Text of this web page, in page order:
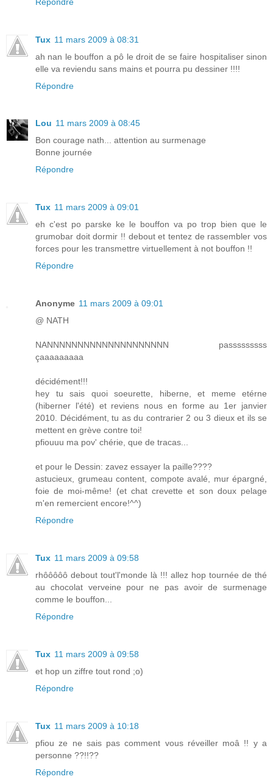
Tux 11 mars 2009 à 08:31
ah nan le bouffon a pô le droit de se faire hospitaliser sinon
elle va reviendu sans mains et pourra pu dessiner !!!!
Répondre
Lou 11 mars 2009 à 08:45
Bon courage nath... attention au surmenage
Bonne journée
Répondre
Tux 11 mars 2009 à 09:01
eh c'est po parske ke le bouffon va po trop bien que le
grumobar doit dormir !! debout et tentez de rassembler vos
forces pour les transmettre virtuellement à not bouffon !!
Répondre
Anonyme 11 mars 2009 à 09:01
@ NATH
NANNNNNNNNNNNNNNNNNNNN passsssssss
çaaaaaaaaa
décidément!!!
hey tu sais quoi soeurette, hiberne, et meme etérne
(hiberner l'été) et reviens nous en forme au 1er janvier
2010. Décidément, tu as du contrarier 2 ou 3 dieux et ils se
mettent en grève contre toi!
pfiouuu ma pov' chérie, que de tracas...
et pour le Dessin: zavez essayer la paille????
astucieux, grumeau content, compote avalé, mur épargné,
foie de moi-même! (et chat crevette et son doux pelage
m'en remercient encore!^^)
Répondre
Tux 11 mars 2009 à 09:58
rhôôôôô debout tout'l'monde là !!! allez hop tournée de thé
au chocolat verveine pour ne pas avoir de surmenage
comme le bouffon...
Répondre
Tux 11 mars 2009 à 09:58
et hop un ziffre tout rond ;o)
Répondre
Tux 11 mars 2009 à 10:18
pfiou ze ne sais pas comment vous réveiller moâ !! y a
personne ??!!??
Répondre